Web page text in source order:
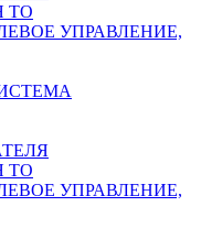
ТО
УПРАВЛЕНИЕ,
ТО
УПРАВЛЕНИЕ,